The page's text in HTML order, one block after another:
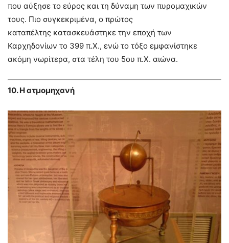
που αύξησε το εύρος και τη δύναμη των πυρομαχικών
τους. Πιο συγκεκριμένα, ο πρώτος
καταπέλτης κατασκευάστηκε την εποχή των
Καρχηδονίων το 399 π.Χ., ενώ το τόξο εμφανίστηκε
ακόμη νωρίτερα, στα τέλη του 5ου π.Χ. αιώνα.
10. Η ατμομηχανή